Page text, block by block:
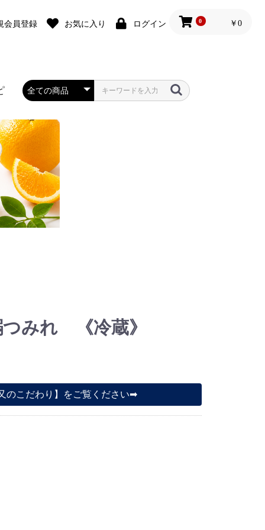
会員登録 お気に入り ログイン 0 ￥0
みれ 《冷蔵》
のこだわり】をご覧ください➡︎︎